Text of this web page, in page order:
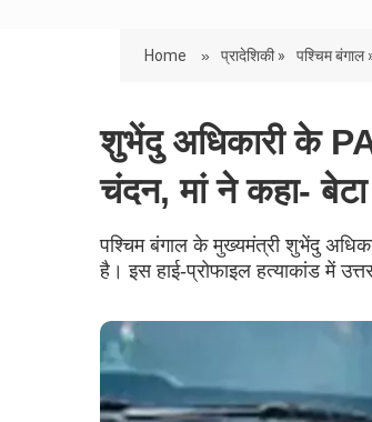
Home » प्रादेशिकी » पश्चिम बंगाल
शुभेंदु अधिकारी के PA
चंदन, मां ने कहा-
पश्चिम बंगाल के मुख्यमंत्री शुभेंदु
है। इस हाई-प्रोफाइल हत्याकांड में